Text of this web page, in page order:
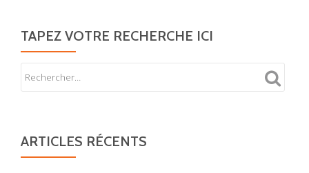
TAPEZ VOTRE RECHERCHE ICI
ARTICLES RÉCENTS